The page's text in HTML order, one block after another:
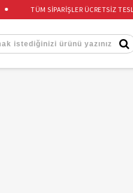
TÜM SİPARİŞLER ÜCRETSİZ TESLİM